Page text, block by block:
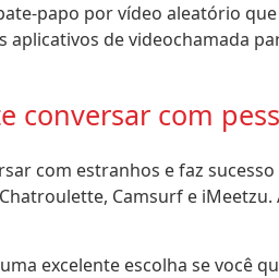
papo por vídeo aleatório
aplicativos de videochamada
conversar com
com estranhos e faz
Camsurf e
excelente escolha se você